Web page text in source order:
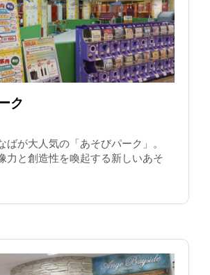
ク
ばが大人気の「あそびパーク」。
力と創造性を喚起する新しいあそ